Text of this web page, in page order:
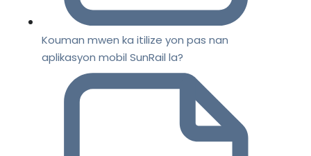
Kouman mwen ka itilize yon pas nan
aplikasyon mobil SunRail la?